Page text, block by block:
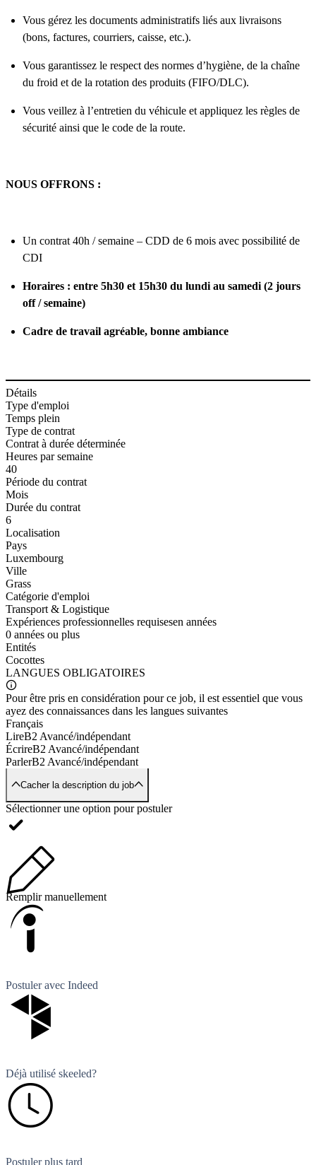
Vous gérez les documents administratifs liés aux livraisons
(bons, factures, courriers, caisse, etc.).
Vous garantissez le respect des normes d’hygiène, de la chaîne
du froid et de la rotation des produits (FIFO/DLC).
Vous veillez à l’entretien du véhicule et appliquez les règles de
sécurité ainsi que le code de la route.
NOUS OFFRONS :
Un contrat 40h / semaine – CDD de 6 mois avec possibilité de
CDI
Horaires : entre 5h30 et 15h30 du lundi au samedi (2 jours
off / semaine)
Cadre de travail agréable, bonne ambiance
Détails
Type d'emploi
Temps plein
Type de contrat
Contrat à durée déterminée
Heures par semaine
40
Période du contrat
Mois
Durée du contrat
6
Localisation
Pays
Luxembourg
Ville
Grass
Catégorie d'emploi
Transport & Logistique
Expériences professionnelles requisesen années
0 années ou plus
Entités
Cocottes
LANGUES OBLIGATOIRES
Pour être pris en considération pour ce job, il est essentiel que vous
ayez des connaissances dans les langues suivantes
Français
LireB2 Avancé/indépendant
ÉcrireB2 Avancé/indépendant
ParlerB2 Avancé/indépendant
Cacher la description du job
Sélectionner une option pour postuler
Remplir manuellement
Postuler avec Indeed
Déjà utilisé skeeled?
Postuler plus tard